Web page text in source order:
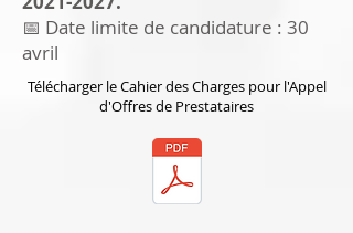
📅 Date limite de candidature : 30
avril
Télécharger le Cahier des Charges pour l'Appel
d'Offres de Prestataires